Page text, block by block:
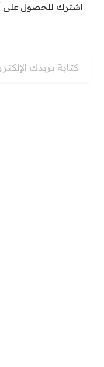
اشترك للحصول على
كتابة بريدك الإلكتروني...